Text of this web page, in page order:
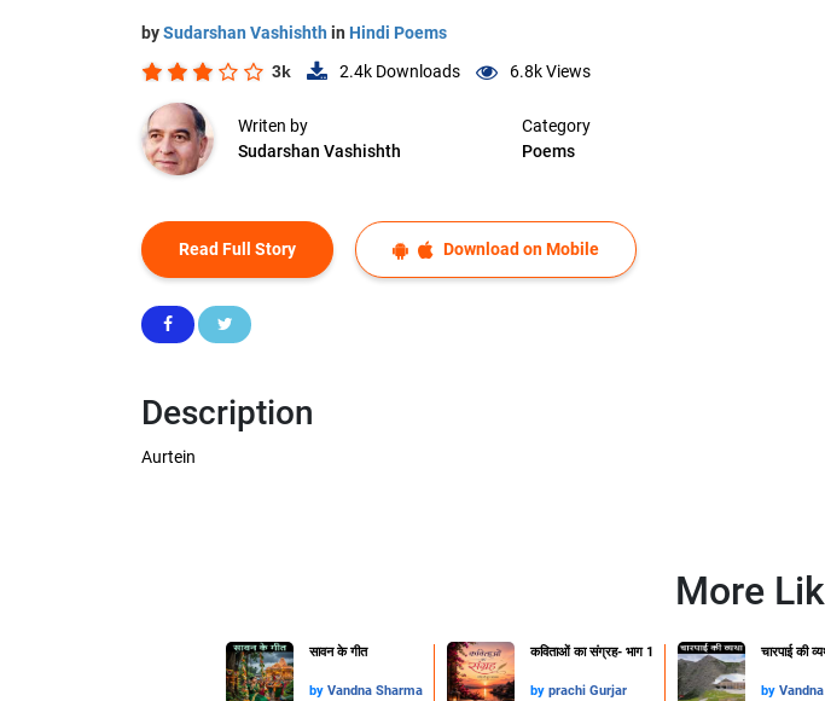
bySudarshan Vashishth in Hindi Poems
3k 2.4k Downloads 6.8kViews
Writen by
Sudarshan Vashishth
Category
Poems
Read Full Story Download on Mobile
Description
Aurtein
More
सावन के गीत
by Vandna Sharma
कविताओं का संग्रह- भाग 1
by prachi Gurjar
चारपाई की
by